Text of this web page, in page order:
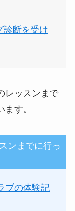
診断を受け
レッスンまで
す。
ンまでに行っ
ブの体験記